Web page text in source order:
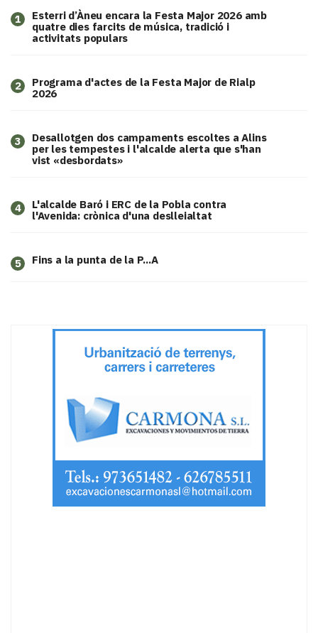
1
Esterri d’Àneu encara la Festa Major 2026 amb
quatre dies farcits de música, tradició i
activitats populars
2
Programa d'actes de la Festa Major de Rialp
2026
3
​Desallotgen dos campaments escoltes a Alins
per les tempestes i l'alcalde alerta que s'han
vist «desbordats»
4
L'alcalde Baró i ERC de la Pobla contra
l'Avenida: crònica d'una deslleialtat
5 Fins a la punta de la P...A